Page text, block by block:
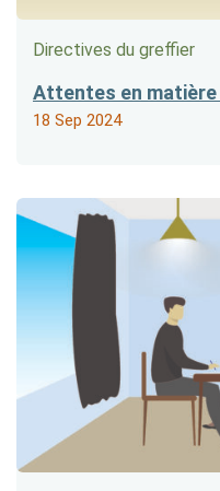
Directives du greffier
Attentes en matière
18 Sep 2024